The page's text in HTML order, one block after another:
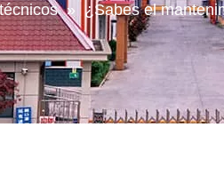
» ¿Sabes el